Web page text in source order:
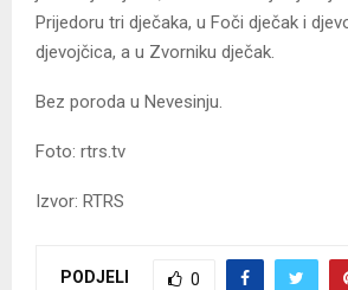
Prijedoru tri dječaka, u Foči dječak i
djevojčica, a u Zvorniku dječak.
Bez poroda u Nevesinju.
Foto: rtrs.tv
Izvor: RTRS
PODJELI 0